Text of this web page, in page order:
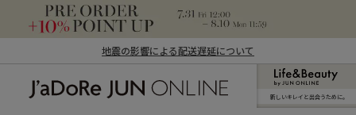
地震の影響による配送遅延について
新しいキレイと出合うために。